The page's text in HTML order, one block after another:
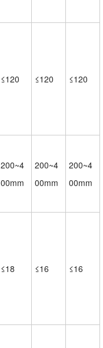
≤120 ≤120 ≤120
200~4
00mm
200~4
00mm
200~4
00mm
≤18 ≤16 ≤16